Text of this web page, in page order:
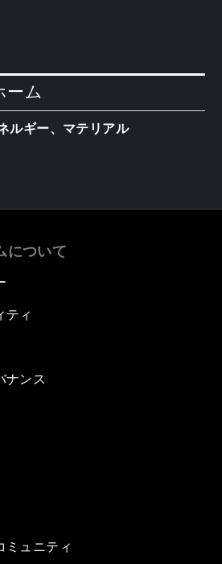
ーム
ルギー、マテリアル
について
ティ
ナンス
ミュニティ